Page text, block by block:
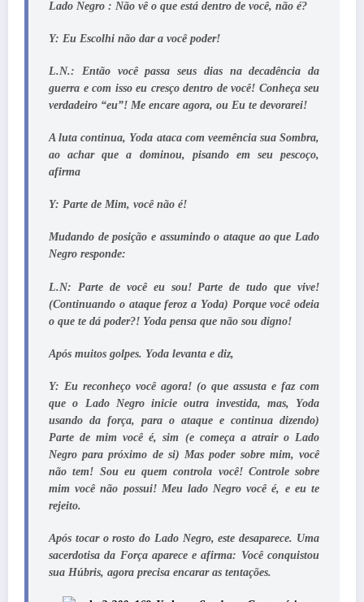
Lado Negro : Não vê o que está dentro de você, não é?
Y: Eu Escolhi não dar a você poder!
L.N.: Então você passa seus dias na decadência da
guerra e com isso eu cresço dentro de você! Conheça seu
verdadeiro “eu”! Me encare agora, ou Eu te devorarei!
A luta continua, Yoda ataca com veemência sua Sombra,
ao achar que a dominou, pisando em seu pescoço,
afirma
Y: Parte de Mim, você não é!
Mudando de posição e assumindo o ataque ao que Lado
Negro responde:
L.N: Parte de você eu sou! Parte de tudo que vive!
(Continuando o ataque feroz a Yoda) Porque você odeia
o que te dá poder?! Yoda pensa que não sou digno!
Após muitos golpes. Yoda levanta e diz,
Y: Eu reconheço você agora! (o que assusta e faz com
que o Lado Negro inicie outra investida, mas, Yoda
usando da força, para o ataque e continua dizendo)
Parte de mim você é, sim (e começa a atrair o Lado
Negro para próximo de si) Mas poder sobre mim, você
não tem! Sou eu quem controla você! Controle sobre
mim você não possui! Meu lado Negro você é, e eu te
rejeito.
Após tocar o rosto do Lado Negro, este desaparece. Uma
sacerdotisa da Força aparece e afirma: Você conquistou
sua Húbris, agora precisa encarar as tentações.